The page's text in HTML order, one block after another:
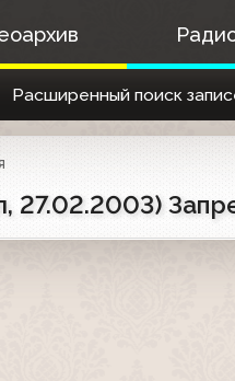
Расширенный поиск
27.02.2003)